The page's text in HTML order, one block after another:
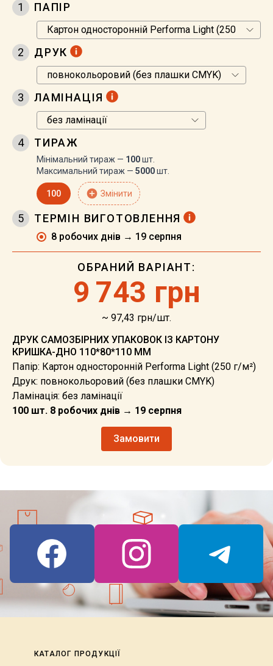
1 ПАПІР
2 ДРУК
3 ЛАМІНАЦІЯ
4 ТИРАЖ
Мінімальний тираж — 100шт.
Максимальний тираж — 5000шт.
100 add_circle Змінити
5 ТЕРМІН ВИГОТОВЛЕННЯ
8 робочих днів → 19 серпня
ОБРАНИЙ ВАРІАНТ:
9 743 грн
~ 97,43 грн/шт.
ДРУК САМОЗБІРНИХ УПАКОВОК ІЗ КАРТОНУ
КРИШКА-ДНО 110*80*110 ММ
Папір: Картон односторонній Performa Light (250 г/м²)
Друк: повнокольоровий (без плашки CMYK)
Ламінація: без ламінації
100 шт. 8 робочих днів → 19 серпня
Замовити
КАТАЛОГ ПРОДУКЦІЇ